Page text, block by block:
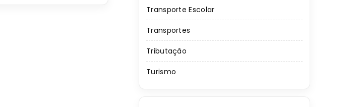
Transporte Escolar
Transportes
Tributação
Turismo